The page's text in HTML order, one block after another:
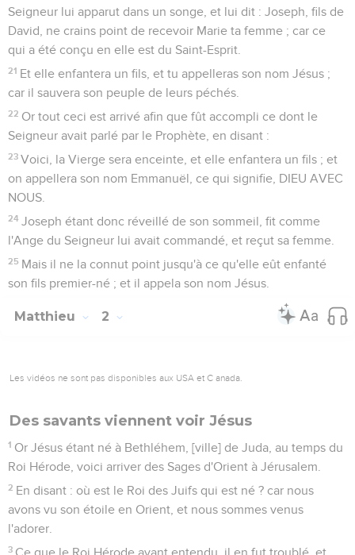
Seigneur lui apparut dans un songe, et lui dit : Joseph, fils de
David, ne crains point de recevoir Marie ta femme ; car ce
qui a été conçu en elle est du Saint-Esprit.
21 Et elle enfantera un fils, et tu appelleras son nom Jésus ;
car il sauvera son peuple de leurs péchés.
22 Or tout ceci est arrivé afin que fût accompli ce dont le
Seigneur avait parlé par le Prophète, en disant :
23 Voici, la Vierge sera enceinte, et elle enfantera un fils ; et
on appellera son nom Emmanuël, ce qui signifie, DIEU AVEC
NOUS.
24 Joseph étant donc réveillé de son sommeil, fit comme
l'Ange du Seigneur lui avait commandé, et reçut sa femme.
25 Mais il ne la connut point jusqu'à ce qu'elle eût enfanté
son fils premier-né ; et il appela son nom Jésus.
Matthieu 2
Les vidéos ne sont pas disponibles aux USA et C anada.
Des savants viennent voir Jésus
1 Or Jésus étant né à Bethléhem, [ville] de Juda, au temps du
Roi Hérode, voici arriver des Sages d'Orient à Jérusalem.
2 En disant : où est le Roi des Juifs qui est né ? car nous
avons vu son étoile en Orient, et nous sommes venus
l'adorer.
3 Ce que le Roi Hérode ayant entendu, il en fut troublé, et